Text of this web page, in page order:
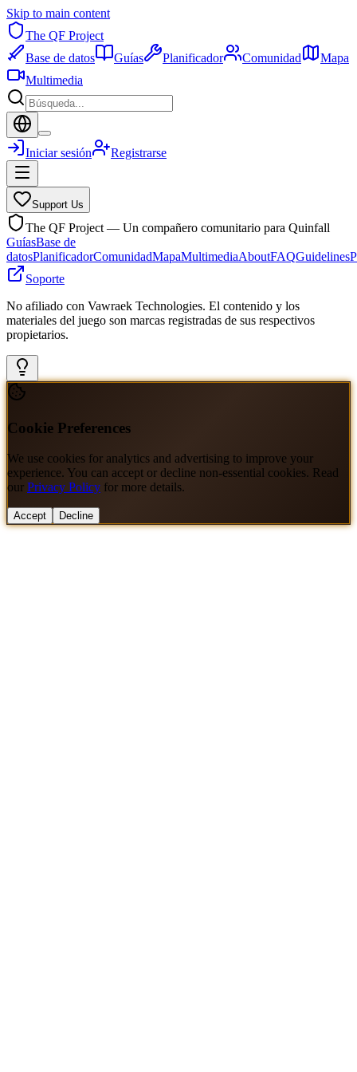
Skip to main content
The QF Project
Base de datos
Guías Planificador Comunidad
Mapa
Multimedia
Iniciar sesión Registrarse
Support Us
The QF Project — Un compañero comunitario para Quinfall
GuíasBase de
datosPlanificadorComunidadMapaMultimediaAboutFAQGuidelines
Soporte
No afiliado con Vawraek Technologies. El contenido y los
materiales del juego son marcas registradas de sus respectivos
propietarios.
Cookie Preferences
We use cookies for analytics and advertising to improve your
experience. You can accept or decline non-essential cookies. Read
our Privacy Policy for more details.
Accept Decline